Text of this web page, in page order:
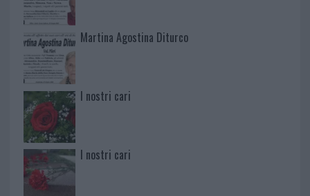
Martina Agostina Diturco
I nostri cari
I nostri cari